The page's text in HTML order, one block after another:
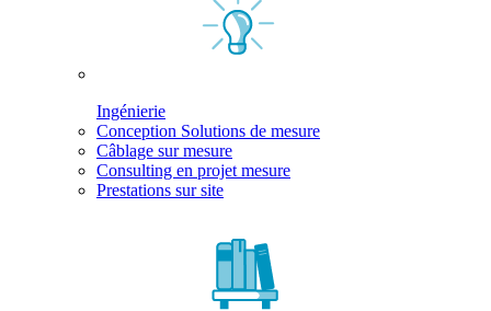
Ingénierie
Conception Solutions de mesure
Câblage sur mesure
Consulting en projet mesure
Prestations sur site